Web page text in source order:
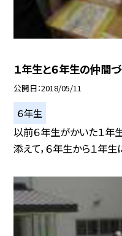
１年生と６年生の仲間づ
公開日 2018/05/11
６年生
以前６年生がかいた１年
添えて，６年生から１年生